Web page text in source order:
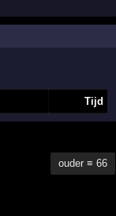
Tijd
ouder ≡ 66